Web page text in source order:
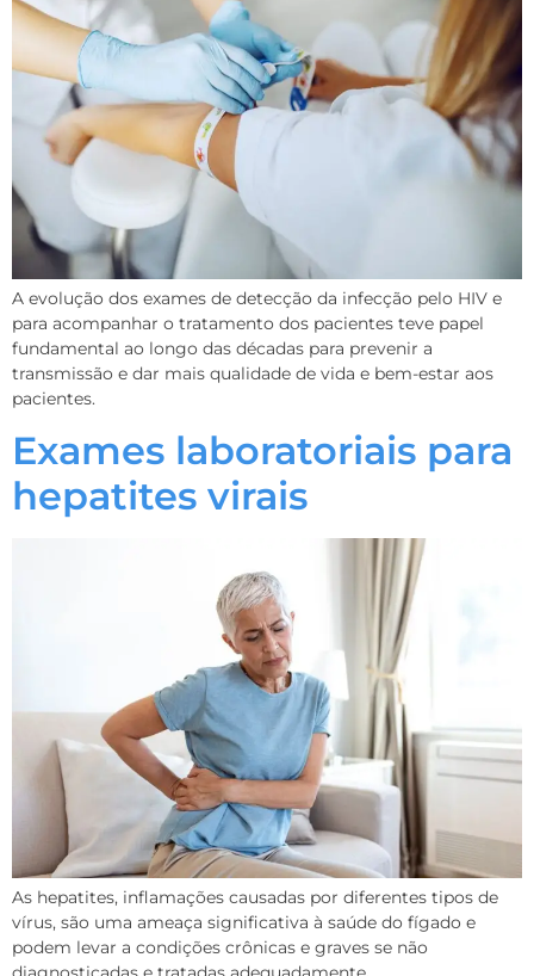
A evolução dos exames de detecção da infecção pelo HIV e
para acompanhar o tratamento dos pacientes teve papel
fundamental ao longo das décadas para prevenir a
transmissão e dar mais qualidade de vida e bem-estar aos
pacientes.
Exames laboratoriais para
hepatites virais
As hepatites, inflamações causadas por diferentes tipos de
vírus, são uma ameaça significativa à saúde do fígado e
podem levar a condições crônicas e graves se não